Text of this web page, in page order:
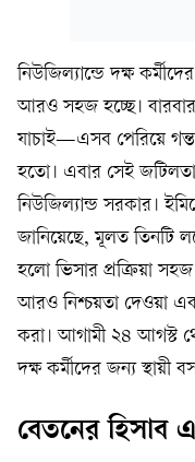
নিউজিল্যান্ডে দক্ষ
আরও সহজ হচ্ছে।
যাচাই—এসব পেরিয়ে
হতো। এবার সেই
নিউজিল্যান্ড সরকার।
জানিয়েছে, মূলত তিনটি
হলো ভিসার প্রক্রিয়া
আরও নিশ্চয়তা দেওয়া
করা। আগামী ২৪ আগস্ট
দক্ষ কর্মীদের জন্য
বেতনের